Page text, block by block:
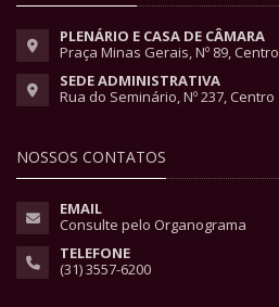
PLENÁRIO E CASA DE CÂMARA
Praça Minas Gerais, Nº 89, Centro
SEDE ADMINISTRATIVA
Rua do Seminário, Nº 237, Centro
NOSSOS CONTATOS
EMAIL
Consulte pelo Organograma
TELEFONE
(31) 3557-6200